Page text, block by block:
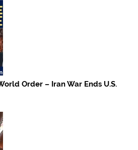
Order – Iran War Ends U.S.